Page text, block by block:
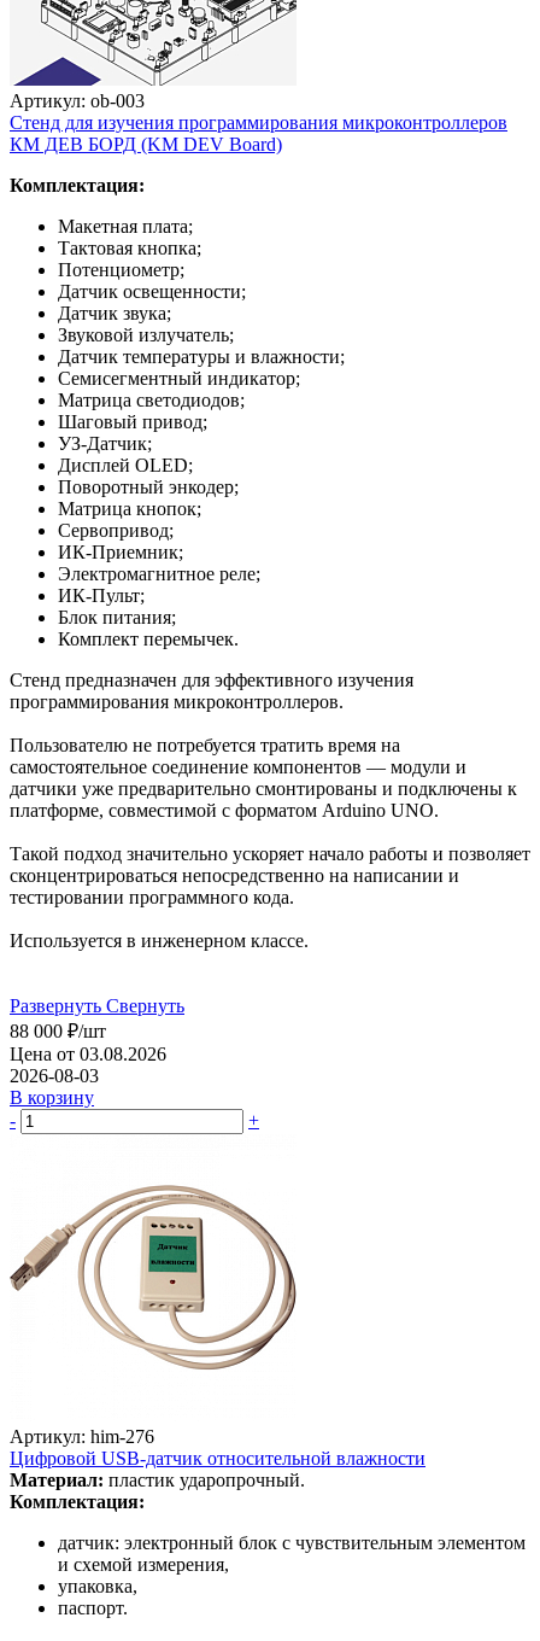
Артикул: ob-003
Стенд для изучения программирования микроконтроллеров
КМ ДЕВ БОРД (KM DEV Board)
Комплектация:
Макетная плата;
Тактовая кнопка;
Потенциометр;
Датчик освещенности;
Датчик звука;
Звуковой излучатель;
Датчик температуры и влажности;
Семисегментный индикатор;
Матрица светодиодов;
Шаговый привод;
УЗ-Датчик;
Дисплей OLED;
Поворотный энкодер;
Матрица кнопок;
Сервопривод;
ИК-Приемник;
Электромагнитное реле;
ИК-Пульт;
Блок питания;
Комплект перемычек.
Стенд предназначен для эффективного изучения
программирования микроконтроллеров.
Пользователю не потребуется тратить время на
самостоятельное соединение компонентов — модули и
датчики уже предварительно смонтированы и подключены к
платформе, совместимой с форматом Arduino UNO.
Такой подход значительно ускоряет начало работы и позволяет
сконцентрироваться непосредственно на написании и
тестировании программного кода.
Используется в инженерном классе.
Развернуть Свернуть
88 000 ₽/шт
Цена от 03.08.2026
2026-08-03
В корзину
-
+
Артикул: him-276
Цифровой USB-датчик относительной влажности
Материал: пластик ударопрочный.
Комплектация:
датчик: электронный блок с чувствительным элементом
и схемой измерения,
упаковка,
паспорт.